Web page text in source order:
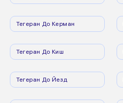
Тегеран До Керман
Тегеран До Киш
Тегеран До Йезд